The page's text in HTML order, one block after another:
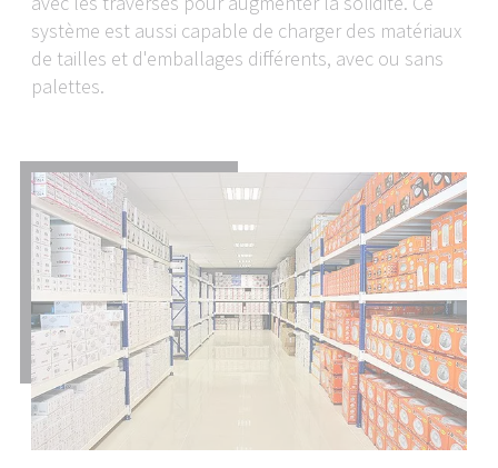
système est aussi capable de charger des matériaux
de tailles et d'emballages différents, avec ou sans
palettes.
in the USA either manually or via an interface.
Please note that with the ruling of July 16, 2020
(Court of Justice of the European Union C-311/18,
third country, does not provide an adequate level
of data protection.
The specific risk to you as a user is that if your
personal data is transferred to the USA, it may be
accessed by the US authorities for control and
monitoring purposes and you have very few
effective and enforceable rights to object to this
access.
The personal data that we transfer to the USA
consists primarily of IP addresses (internet